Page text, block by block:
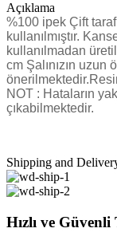
Açıklama
%100 ipek Çift
kullanılmıştır.
kullanılmadan
cm Şalınızın uzun
NOT : Hataların
çıkabilmektedir.
Shipping and
Hızlı ve Güvenli